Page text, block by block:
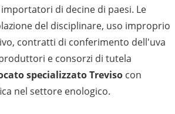
di decine di paesi. Le
del disciplinare, uso improprio
contratti di conferimento dell'uva
e consorzi di tutela
specializzato Treviso con
nel settore enologico.